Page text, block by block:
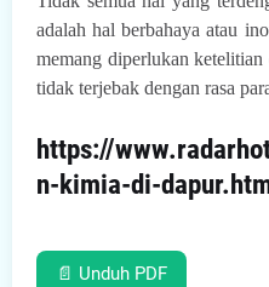
adalah hal berbahaya atau
memang diperlukan
tidak terjebak dengan rasa
https://
n-kimia-di-
📄 Unduh PDF